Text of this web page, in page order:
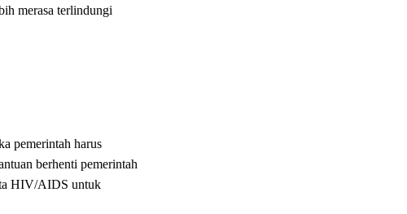
merasa terlindungi
pemerintah harus
berhenti pemerintah
HIV/AIDS untuk